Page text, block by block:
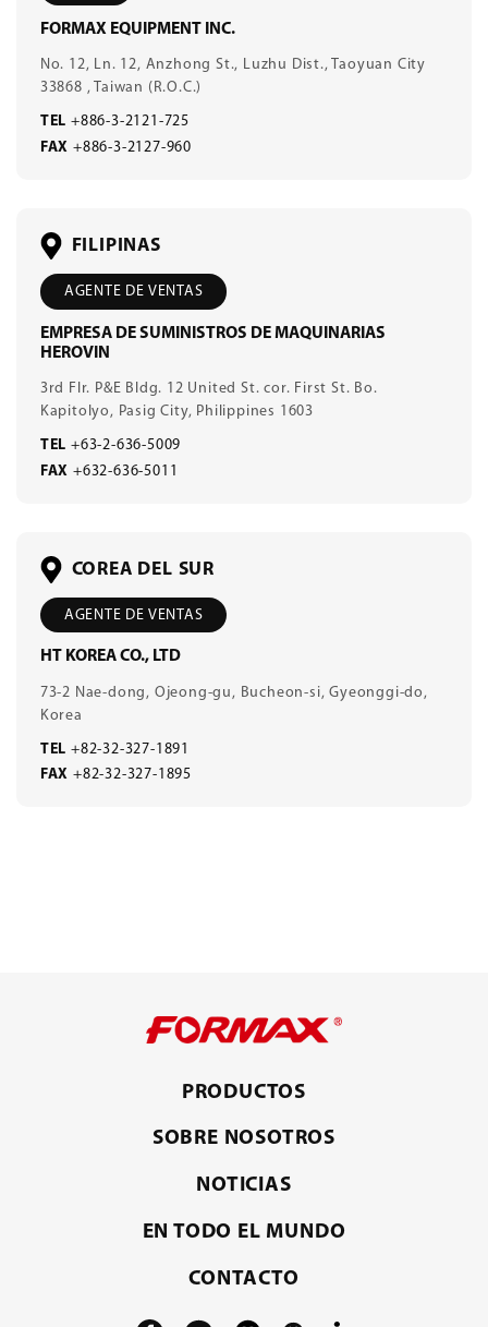
FORMAX EQUIPMENT INC.
No. 12, Ln. 12, Anzhong St., Luzhu Dist., Taoyuan City
33868 , Taiwan (R.O.C.)
TEL+886-3-2121-725
FAX+886-3-2127-960
FILIPINAS
AGENTE DE VENTAS
EMPRESA DE SUMINISTROS DE MAQUINARIAS
HEROVIN
3rd Flr. P&E Bldg. 12 United St. cor. First St. Bo.
Kapitolyo, Pasig City, Philippines 1603
TEL+63-2-636-5009
FAX+632-636-5011
COREA DEL SUR
AGENTE DE VENTAS
HT KOREA CO., LTD
73-2 Nae-dong, Ojeong-gu, Bucheon-si, Gyeonggi-do,
Korea
TEL+82-32-327-1891
FAX+82-32-327-1895
PRODUCTOS
SOBRE NOSOTROS
NOTICIAS
EN TODO EL MUNDO
CONTACTO